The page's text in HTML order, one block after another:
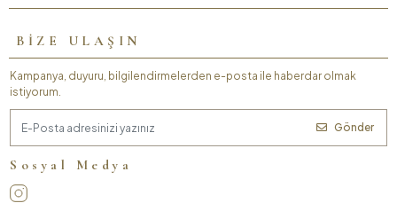
BİZE ULAŞIN
Kampanya, duyuru, bilgilendirmelerden e-posta ile haberdar olmak
istiyorum.
Gönder
Sosyal Medya